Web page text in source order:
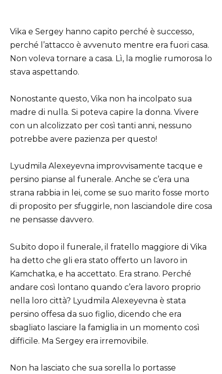
Vika e Sergey hanno capito perché è successo,
perché l’attacco è avvenuto mentre era fuori casa.
Non voleva tornare a casa. Lì, la moglie rumorosa lo
stava aspettando.
Nonostante questo, Vika non ha incolpato sua
madre di nulla. Si poteva capire la donna. Vivere
con un alcolizzato per così tanti anni, nessuno
potrebbe avere pazienza per questo!
Lyudmila Alexeyevna improvvisamente tacque e
persino pianse al funerale. Anche se c’era una
strana rabbia in lei, come se suo marito fosse morto
di proposito per sfuggirle, non lasciandole dire cosa
ne pensasse davvero.
Subito dopo il funerale, il fratello maggiore di Vika
ha detto che gli era stato offerto un lavoro in
Kamchatka, e ha accettato. Era strano. Perché
andare così lontano quando c’era lavoro proprio
nella loro città? Lyudmila Alexeyevna è stata
persino offesa da suo figlio, dicendo che era
sbagliato lasciare la famiglia in un momento così
difficile. Ma Sergey era irremovibile.
Non ha lasciato che sua sorella lo portasse